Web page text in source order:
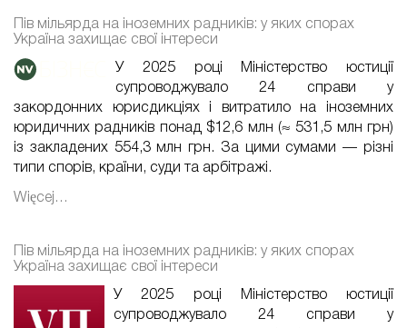
Пів мільярда на іноземних радників: у яких спорах
Україна захищає свої інтереси
У 2025 році Міністерство юстиції
супроводжувало 24 справи у
закордонних юрисдикціях і витратило на іноземних
юридичних радників понад $12,6 млн (≈ 531,5 млн грн)
із закладених 554,3 млн грн. За цими сумами — різні
типи спорів, країни, суди та арбітражі.
Więcej…
Пів мільярда на іноземних радників: у яких спорах
Україна захищає свої інтереси
У 2025 році Міністерство юстиції
супроводжувало 24 справи у